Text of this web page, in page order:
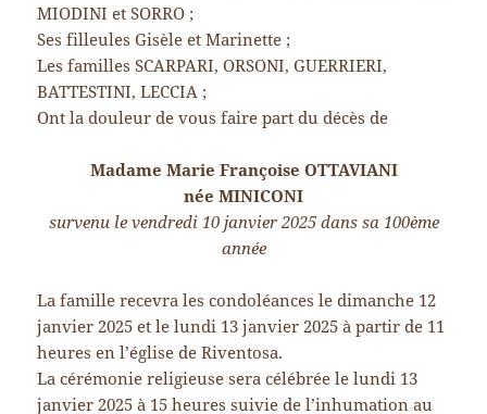
MIODINI et SORRO ;
Ses filleules Gisèle et Marinette ;
Les familles SCARPARI, ORSONI, GUERRIERI,
BATTESTINI, LECCIA ;
Ont la douleur de vous faire part du décès de
Madame Marie Françoise OTTAVIANI
née MINICONI
survenu le vendredi 10 janvier 2025 dans sa 100ème
année
La famille recevra les condoléances le dimanche 12
janvier 2025 et le lundi 13 janvier 2025 à partir de 11
heures en l’église de Riventosa.
La cérémonie religieuse sera célébrée le lundi 13
janvier 2025 à 15 heures suivie de l’inhumation au